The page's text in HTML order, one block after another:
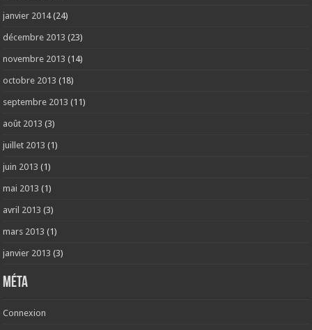
janvier 2014(24)
décembre 2013 (23)
novembre 2013 (14)
octobre 2013 (18)
septembre 2013 (11)
août 2013 (3)
juillet 2013 (1)
juin 2013 (1)
mai 2013 (1)
avril 2013 (3)
mars 2013 (1)
janvier 2013 (3)
Méta
Connexion